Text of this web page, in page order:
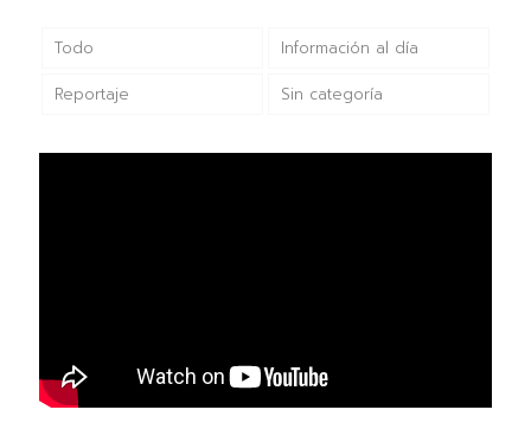
Todo Información al día
Reportaje Sin categoría